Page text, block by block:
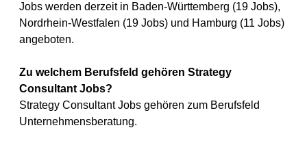
Jobs werden derzeit in Baden-Württemberg (19 Jobs),
Nordrhein-Westfalen (19 Jobs) und Hamburg (11 Jobs)
angeboten.
Zu welchem Berufsfeld gehören Strategy
Consultant Jobs?
Strategy Consultant Jobs gehören zum Berufsfeld
Unternehmensberatung.